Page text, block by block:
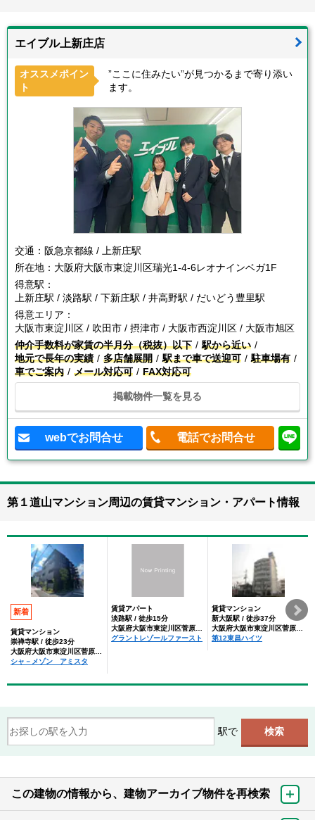
エイブル上新庄店
オススメポイン
ト
”ここに住みたい”が見つかるまで寄り添い
ます。
交通： 阪急京都線 / 上新庄駅
所在地： 大阪府大阪市東淀川区瑞光1-4-6レオナインベガ1F
得意駅：
上新庄駅 / 淡路駅 / 下新庄駅 / 井高野駅 / だいどう豊里駅
得意エリア：
大阪市東淀川区 / 吹田市 / 摂津市 / 大阪市西淀川区 / 大阪市旭区
仲介手数料が家賃の半月分（税抜）以下
駅から近い
地元で長年の実績
多店舗展開 駅まで車で送迎可
駐車場有
車でご案内
メール対応可 FAX対応可
掲載物件一覧を見る
webでお問合せ 電話でお問合せ
第１道山マンション周辺の賃貸マンション・アパート情報
新着
賃貸マンション
崇禅寺駅 / 徒歩23分
シャ－メゾン アミスタ
賃貸アパート
淡路駅 / 徒歩15分
グラントレゾールファースト
賃貸マンション
新大阪駅 / 徒歩37分
第12東昌ハイツ
駅で
この建物の情報から、建物アーカイブ物件を再検索